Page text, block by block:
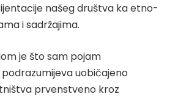
našeg društva ka etno-
i sadržajima.
je što sam pojam
uobičajeno
prvenstveno kroz